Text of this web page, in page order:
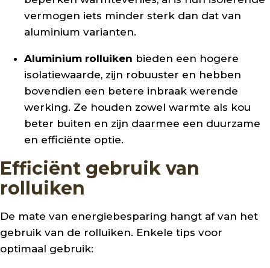
vermogen iets minder sterk dan dat van
aluminium varianten.
Aluminium rolluiken bieden een hogere
isolatiewaarde, zijn robuuster en hebben
bovendien een betere inbraak werende
werking. Ze houden zowel warmte als kou
beter buiten en zijn daarmee een duurzame
en efficiënte optie.
Efficiënt gebruik van
rolluiken
De mate van energiebesparing hangt af van het
gebruik van de rolluiken. Enkele tips voor
optimaal gebruik: